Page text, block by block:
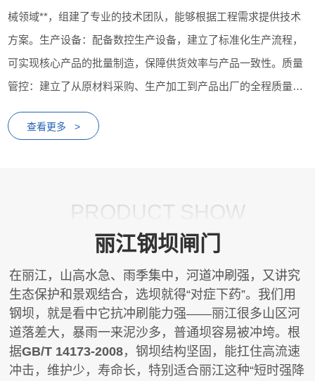
械领域**，组建了专业的技术团队，能够根据工程需求提供技术
方案。生产设备：配备数控生产设备，建立了标准化生产流程，
可实现核心产品的批量制造，保障供货效率与产品一致性。质量
管控：建立了从原材料采购、生产加工到产品出厂的全程质量管
控体系，配备相应检测设备，对产品性能进行检测...
查看更多 >
PRODUCT SHOW
丽江钢坝闸门
在丽江，山高水急、雨季集中，河道冲刷强，又讲究
生态保护和景观结合，选坝就得“对症下药”。我们用
钢坝，就是看中它抗冲刷能力强——丽江很多山区河
道落差大，暴雨一来泥沙多，普通坝容易被冲垮。根
据GB/T 14173-2008，钢坝结构坚固，能扛住高流速
冲击，维护少，寿命长，特别适合丽江这种“短时强降